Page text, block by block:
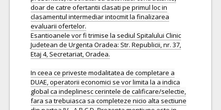
doar de catre ofertantii clasati pe primul loc in
clasamentul intermediar intocmit la finalizarea
evaluarii ofertelor.
Esantioanele vor fi trimise la sediul Spitalului Clinic
Judetean de Urgenta Oradea: Str. Republicii, nr. 37,
Etaj 4, Secretariat, Oradea.
In ceea ce priveste modalitatea de completare a
DUAE, operatorii economici se vor limita la a indica
global ca indeplinesc cerintele de calificare/selectie,
fara sa trebuiasca sa completeze nicio alta sectiune